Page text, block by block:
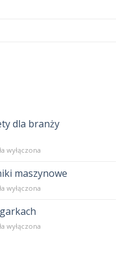
dla branży
wyłączona
maszynowe
wyłączona
wyłączona